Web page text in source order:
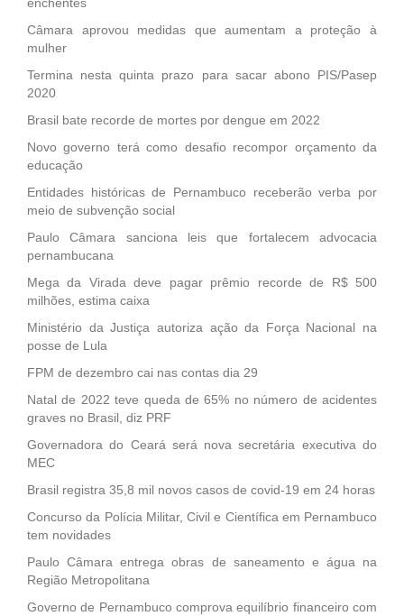
Câmara aprovou medidas que aumentam a proteção à
mulher
Termina nesta quinta prazo para sacar abono PIS/Pasep
2020
Brasil bate recorde de mortes por dengue em 2022
Novo governo terá como desafio recompor orçamento da
educação
Entidades históricas de Pernambuco receberão verba por
meio de subvenção social
Paulo Câmara sanciona leis que fortalecem advocacia
pernambucana
Mega da Virada deve pagar prêmio recorde de R$ 500
milhões, estima caixa
Ministério da Justiça autoriza ação da Força Nacional na
posse de Lula
FPM de dezembro cai nas contas dia 29
Natal de 2022 teve queda de 65% no número de acidentes
graves no Brasil, diz PRF
Governadora do Ceará será nova secretária executiva do
MEC
Brasil registra 35,8 mil novos casos de covid-19 em 24 horas
Concurso da Polícia Militar, Civil e Científica em Pernambuco
tem novidades
Paulo Câmara entrega obras de saneamento e água na
Região Metropolitana
Governo de Pernambuco comprova equilíbrio financeiro com